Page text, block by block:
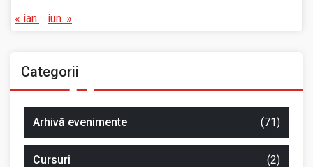
« ian. iun. »
Categorii
Arhivă evenimente (71)
Cursuri (2)